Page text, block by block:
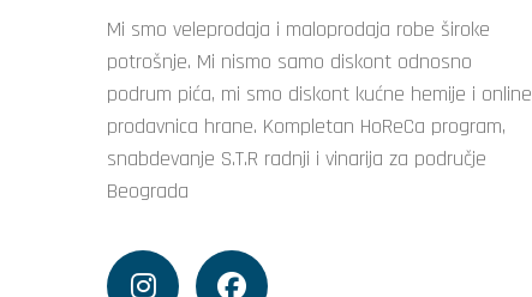
Mi smo veleprodaja i maloprodaja robe široke
potrošnje. Mi nismo samo diskont odnosno
podrum pića, mi smo diskont kućne hemije i online
prodavnica hrane. Kompletan HoReCa program,
snabdevanje S.T.R radnji i vinarija za područje
Beograda